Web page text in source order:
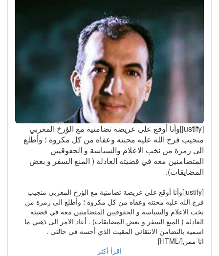
[justify]وأنا أوقع على عريضة تضامنية مع الؤرخ المغربي
منجيب فرج الله عليه محنته وعفاه من كل مكروه ؛ وأطلع
الى زمرة من نخب الاعلام والسياسة و الحقوقيين
المتضامنين معه في قضيته العادلة ( المنع السفر و بعض
المضايقات).
[justify]وأنا أوقع على عريضة تضامنية مع الؤرخ المغربي منجيب
فرج الله عليه محنته وعفاه من كل مكروه ؛ وأطلع الى زمرة من
نخب الاعلام والسياسة و الحقوقيين المتضامنين معه في قضيته
العادلة ( المنع السفر و بعض المضايقات) . أعاد الامر الى ذهني ما
اسميه بالتضامن الانتقائي المقيت الذي أحسه في حالتي .
انا ممن[/HTML]
اقرأ أكثر